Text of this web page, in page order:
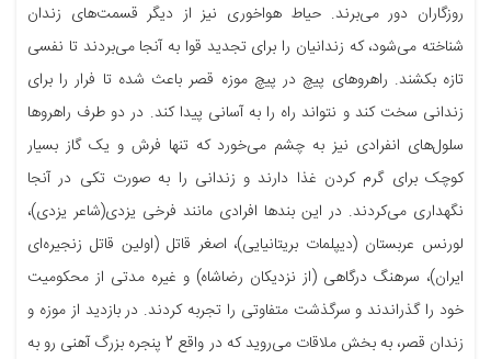
روزگاران دور می‌برند. حیاط هواخوری نیز از دیگر قسمت‌های زندان
شناخته می‌شود، که زندانیان را برای تجدید قوا به آنجا می‌بردند تا نفسی
تازه بکشند. راهروهای پیچ در پیچ موزه قصر باعث شده تا فرار را برای
زندانی سخت کند و نتواند راه را به آسانی پیدا کند. در دو طرف راهروها
سلول‌های انفرادی نیز به چشم می‌خورد که تنها فرش و یک گاز بسیار
کوچک برای گرم کردن غذا دارند و زندانی را به صورت تکی در آنجا
نگهداری می‌کردند. در این بندها افرادی مانند فرخی یزدی(شاعر یزدی)،
لورنس عربستان (دیپلمات بریتانیایی)، اصغر قاتل (اولین قاتل زنجیره‌ای
ایران)، سرهنگ درگاهی (از نزدیکان رضاشاه) و غیره مدتی از محکومیت
خود را گذراندند و سرگذشت متفاوتی را تجربه کردند. در بازدید از موزه و
زندان قصر، به بخش ملاقات می‌روید که در واقع 2 پنجره‌ بزرگ آهنی رو به